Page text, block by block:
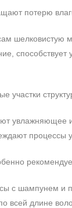
потерю
шелковистую
участки
процессы
с шампунем и
всей длине